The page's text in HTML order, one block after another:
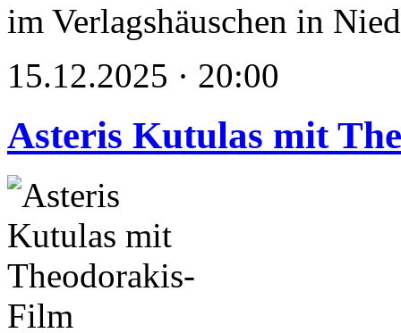
im Verlagshäuschen in
15.12.2025 · 20:00
Asteris Kutulas mit